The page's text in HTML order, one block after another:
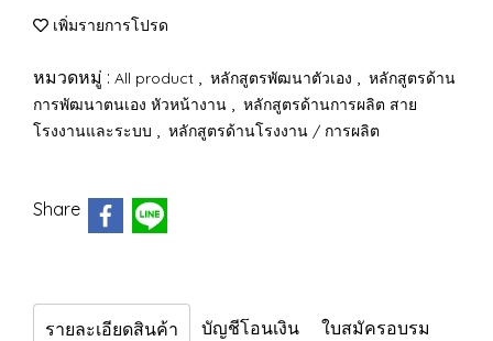
เพิ่มรายการโปรด
หมวดหมู่ : All product , หลักสูตรพัฒนาตัวเอง , หลักสูตรด้าน
การพัฒนาตนเอง หัวหน้างาน , หลักสูตรด้านการผลิต สาย
โรงงานและระบบ , หลักสูตรด้านโรงงาน / การผลิต
Share
รายละเอียดสินค้า บัญชีโอนเงิน ใบสมัครอบรม